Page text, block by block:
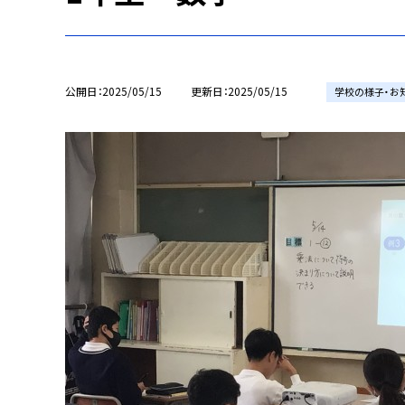
公開日 2025/05/15 更新日 2025/05/15 学校の様子・お